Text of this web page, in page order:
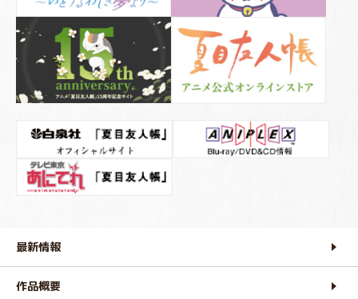
最新情報
作品概要